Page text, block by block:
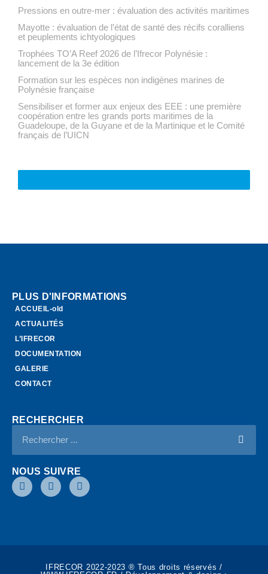
Pressions en outre-mer : évaluation des activités maritimes
Mayotte : évaluation de l’état de santé des récifs coralliens
et peuplements ichtyologiques
Trophées TO’A Reef 2026 de l’Ifrecor Polynésie :
lancement de la 3e édition
Formation sur les espèces non indigènes marines de
Polynésie française
Sensibiliser et former aux enjeux des EEE : une première
coopération entre les grands ports maritimes de la
Guadeloupe, de la Guyane et de la Martinique et le Comité
français de l’UICN
PLUS D'INFORMATIONS
ACCUEIL-old
ACTUALITÉS
L’IFRECOR
DOCUMENTATION
GALERIE
CONTACT
RECHERCHER
NOUS SUIVRE
IFRECOR 2022-2023 ® Tous droits réservés /